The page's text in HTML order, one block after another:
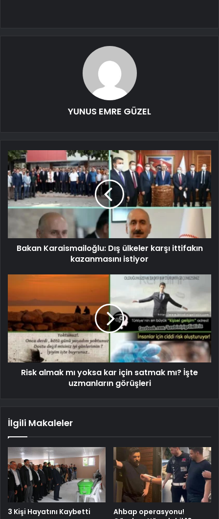
YUNUS EMRE GÜZEL
Bakan Karaismailoğlu: Dış ülkeler karşı ittifakın
kazanmasını istiyor
Risk almak mı yoksa kar için satmak mı? İşte
uzmanların görüşleri
İlgili Makaleler
3 Kişi Hayatını Kaybetti
Ahbap operasyonu!